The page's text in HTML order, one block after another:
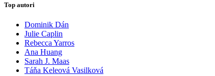
Top autori
Dominik Dán
Julie Caplin
Rebecca Yarros
Ana Huang
Sarah J. Maas
Táňa Keleová Vasilková